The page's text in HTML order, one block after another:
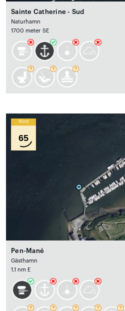
Sainte Catherine - Sud
Naturhamn
1700 meter SE
Wind
65
Pen-Mané
Gästhamn
1.1 nm E